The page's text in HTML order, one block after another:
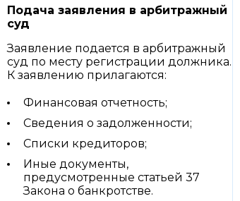
Подача заявления в арбитражный
суд
Заявление подается в арбитражный
суд по месту регистрации должника.
К заявлению прилагаются:
Финансовая отчетность;
Сведения о задолженности;
Списки кредиторов;
Иные документы,
предусмотренные статьей 37
Закона о банкротстве.